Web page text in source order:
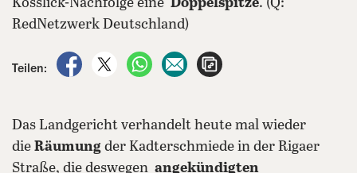
Kosslick-Nachfolge eine Doppelspitze. (Q:
RedNetzwerk Deutschland)
Teilen:
auf Facebook teilen
auf X teilenper WhatsApp teilen
per E-Mail teilen
Das Landgericht verhandelt heute mal wieder
die Räumung der Kadterschmiede in der Rigaer
Straße, die deswegen angekündigten